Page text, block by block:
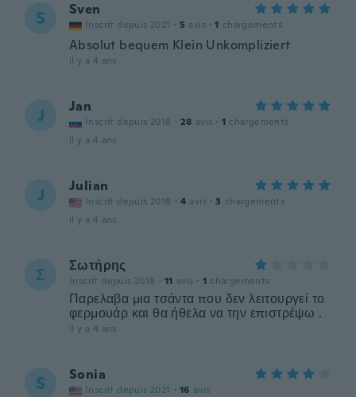
S Sven
Inscrit depuis 2021 · 5 avis · 1 chargements
Absolut bequem Klein Unkompliziert
il y a 4 ans
J Jan
Inscrit depuis 2018 · 28 avis · 1 chargements
il y a 4 ans
J Julian
Inscrit depuis 2018 · 4 avis · 3 chargements
il y a 4 ans
Σ Σωτήρης
Inscrit depuis 2018 · 11 avis · 1 chargements
Παρελαβα μια τσάντα που δεν λειτουργεί το
φερμουάρ και θα ήθελα να την επιστρέψω .
il y a 4 ans
S Sonia
Inscrit depuis 2021 · 16 avis